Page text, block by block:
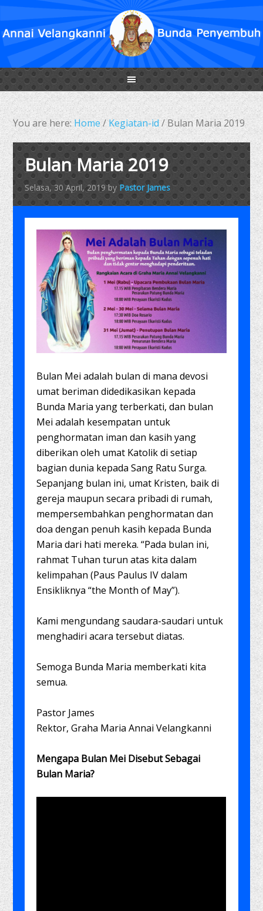
You are here: Home/ Kegiatan-id/ Bulan Maria 2019
Bulan Maria 2019
Selasa, 30 April, 2019byPastor James
Bulan Mei adalah bulan di mana devosi
umat beriman didedikasikan kepada
Bunda Maria yang terberkati, dan bulan
Mei adalah kesempatan untuk
penghormatan iman dan kasih yang
diberikan oleh umat Katolik di setiap
bagian dunia kepada Sang Ratu Surga.
Sepanjang bulan ini, umat Kristen, baik di
gereja maupun secara pribadi di rumah,
mempersembahkan penghormatan dan
doa dengan penuh kasih kepada Bunda
Maria dari hati mereka. “Pada bulan ini,
rahmat Tuhan turun atas kita dalam
kelimpahan (Paus Paulus IV dalam
Ensikliknya “the Month of May”).
Kami mengundang saudara-saudari untuk
menghadiri acara tersebut diatas.
Semoga Bunda Maria memberkati kita
semua.
Pastor James
Rektor, Graha Maria Annai Velangkanni
Mengapa Bulan Mei Disebut Sebagai
Bulan Maria?